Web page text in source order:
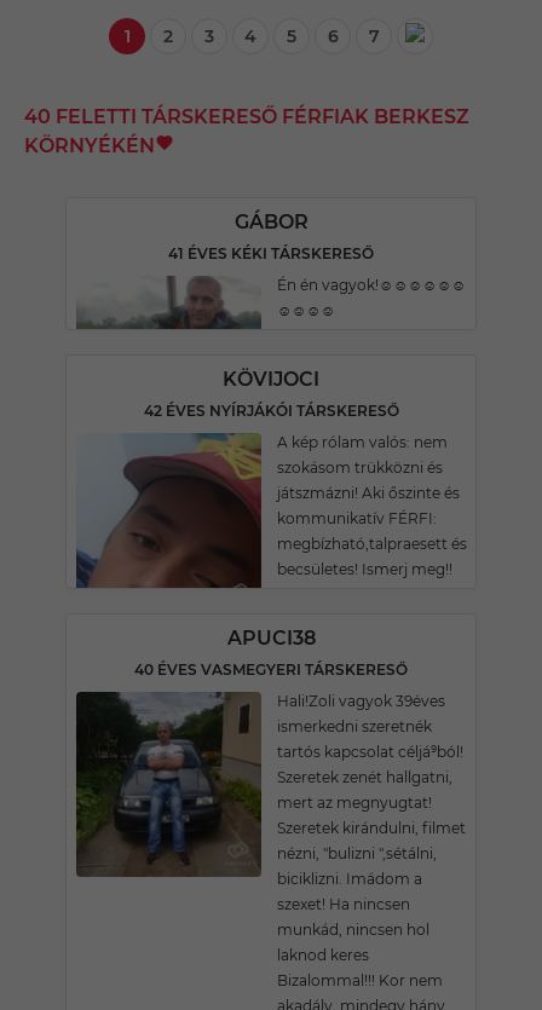
1 2 3 4 5 6 7
40 FELETTI TÁRSKERESŐ FÉRFIAK BERKESZ
KÖRNYÉKÉN
GÁBOR
41 ÉVES KÉKI TÁRSKERESŐ
Én én vagyok!☺️☺️☺️☺️☺️☺️
☺️☺️☺️☺️
KÖVIJOCI
42 ÉVES NYÍRJÁKÓI TÁRSKERESŐ
A kép rólam valós: nem
szokásom trükközni és
játszmázni! Aki őszinte és
kommunikatív FÉRFI:
megbízható,talpraesett és
becsületes! Ismerj meg!!
APUCI38
40 ÉVES VASMEGYERI TÁRSKERESŐ
Hali!Zoli vagyok 39éves
ismerkedni szeretnék
tartós kapcsolat céljá⁹ból!
Szeretek zenét hallgatni,
mert az megnyugtat!
Szeretek kirándulni, filmet
nézni, "bulizni ",sétálni,
biciklizni. Imádom a
szexet! Ha nincsen
munkád, nincsen hol
laknod keres
Bizalommal!!! Kor nem
akadály, mindegy hány